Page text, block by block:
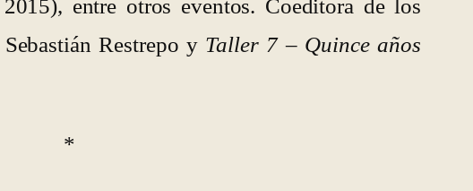
entre otros eventos. Coeditora de los
Restrepo y Taller 7 – Quince años
*